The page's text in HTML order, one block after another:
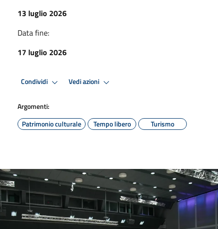
13 luglio 2026
Data fine:
17 luglio 2026
Condividi Vedi azioni
Argomenti:
Patrimonio culturale
Tempo libero Turismo